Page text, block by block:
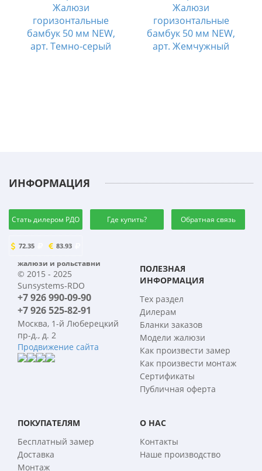
Жалюзи
горизонтальные
бамбук 50 мм NEW,
арт. Темно-серый
Жалюзи
горизонтальные
бамбук 50 мм NEW,
арт. Жемчужный
ИНФОРМАЦИЯ
Стать дилером РДО Где купить? Обратная связь
72.35 83.93
жалюзи и рольставни
© 2015 - 2025
Sunsystems-RDO
+7 926 990-09-90
+7 926 525-82-91
Москва, 1-й Люберецкий
пр-д., д. 2
Продвижение сайта
ПОЛЕЗНАЯ
ИНФОРМАЦИЯ
Тех раздел
Дилерам
Бланки заказов
Модели жалюзи
Как произвести замер
Как произвести монтаж
Сертификаты
Публичная оферта
ПОКУПАТЕЛЯМ
Бесплатный замер
Доставка
Монтаж
О НАС
Контакты
Наше производство